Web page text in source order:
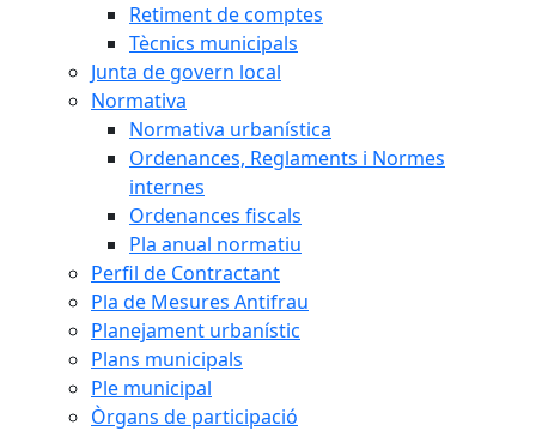
Retiment de comptes
Tècnics municipals
Junta de govern local
Normativa
Normativa urbanística
Ordenances, Reglaments i Normes
internes
Ordenances fiscals
Pla anual normatiu
Perfil de Contractant
Pla de Mesures Antifrau
Planejament urbanístic
Plans municipals
Ple municipal
Òrgans de participació